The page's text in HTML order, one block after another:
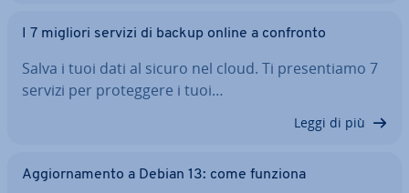
I 7 migliori servizi di backup online a confronto
Salva i tuoi dati al sicuro nel cloud. Ti pre­sen­tia­mo 7
servizi per pro­teg­ge­re i tuoi…
Leggi di più
Ag­gior­na­men­to a Debian 13: come funziona